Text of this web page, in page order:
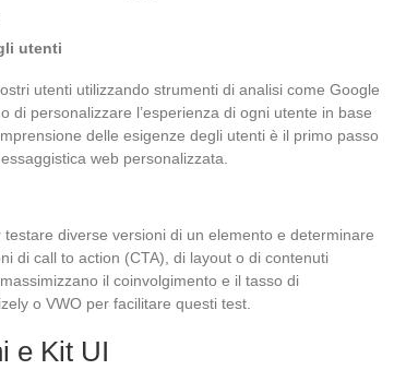
utenti
utenti utilizzando strumenti di analisi come Google
di personalizzare l’esperienza di ogni utente in base
delle esigenze degli utenti è il primo passo
web personalizzata.
diverse versioni di un elemento e determinare
di call to action (CTA), di layout o di contenuti
il coinvolgimento e il tasso di
o VWO per facilitare questi test.
e Kit UI